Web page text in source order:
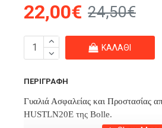
22,00€ 24,50€
ΚΑΛΆΘΙ
ΠΕΡΙΓΡΑΦΉ
Γυαλιά Ασφαλείας και Προστασίας
HUSTLN20E της Bolle.